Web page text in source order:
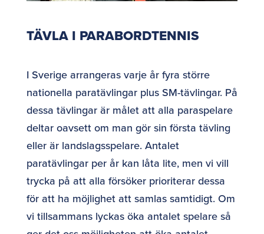
TÄVLA I PARABORDTENNIS
I Sverige arrangeras varje år fyra större
nationella paratävlingar plus SM-tävlingar. På
dessa tävlingar är målet att alla paraspelare
deltar oavsett om man gör sin första tävling
eller är landslagsspelare. Antalet
paratävlingar per år kan låta lite, men vi vill
trycka på att alla försöker prioriterar dessa
för att ha möjlighet att samlas samtidigt. Om
vi tillsammans lyckas öka antalet spelare så